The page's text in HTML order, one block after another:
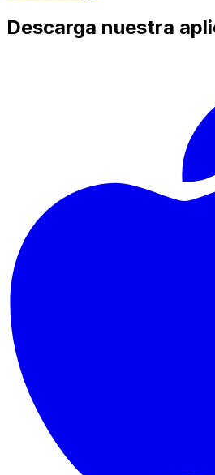
Descarga nuestra